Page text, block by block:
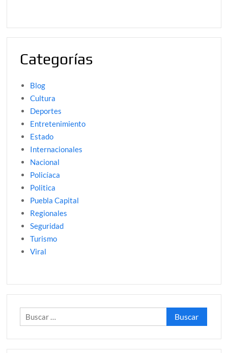
Categorías
Blog
Cultura
Deportes
Entretenimiento
Estado
Internacionales
Nacional
Policíaca
Politica
Puebla Capital
Regionales
Seguridad
Turismo
Viral
Buscar: